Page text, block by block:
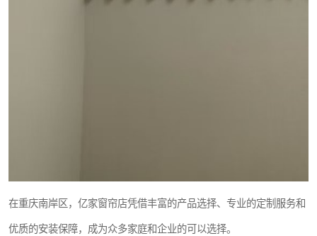
在重庆南岸区，亿家窗帘店凭借丰富的产品选择、专业的定制服务和
优质的安装保障，成为众多家庭和企业的可以选择。